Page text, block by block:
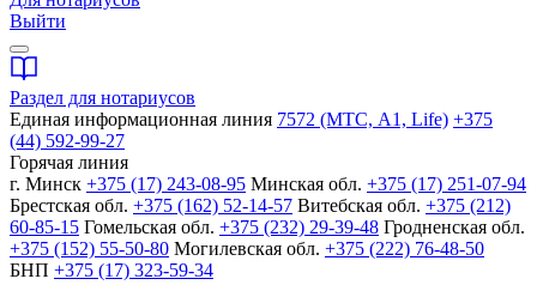
Выйти
Раздел для нотариусов
Единая информационная линия 7572 (МТС, A1, Life) +375
(44) 592-99-27
Горячая линия
г. Минск +375 (17) 243-08-95 Минская обл. +375 (17) 251-07-94
Брестская обл. +375 (162) 52-14-57 Витебская обл. +375 (212)
60-85-15 Гомельская обл. +375 (232) 29-39-48 Гродненская обл.
+375 (152) 55-50-80 Могилевская обл. +375 (222) 76-48-50
БНП +375 (17) 323-59-34